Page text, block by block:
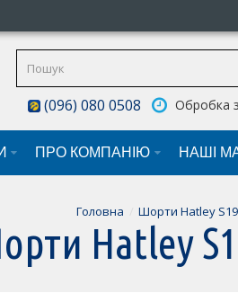
(096) 080 0508 Обробка
ПРО КОМПАНІЮ НАШI
Головна Шорти Hatley
Hatley